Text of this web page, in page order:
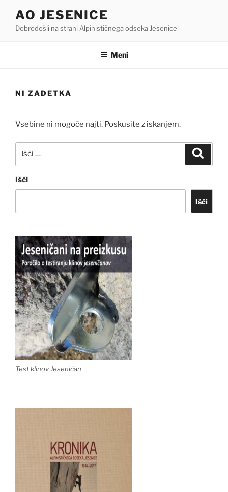
vsebino
AO JESENICE
Dobrodošli na strani Alpinističnega odseka Jesenice
Meni
NI ZADETKA
Vsebine ni mogoče najti. Poskusite z iskanjem.
Išči
Išči
Test klinov Jeseničan